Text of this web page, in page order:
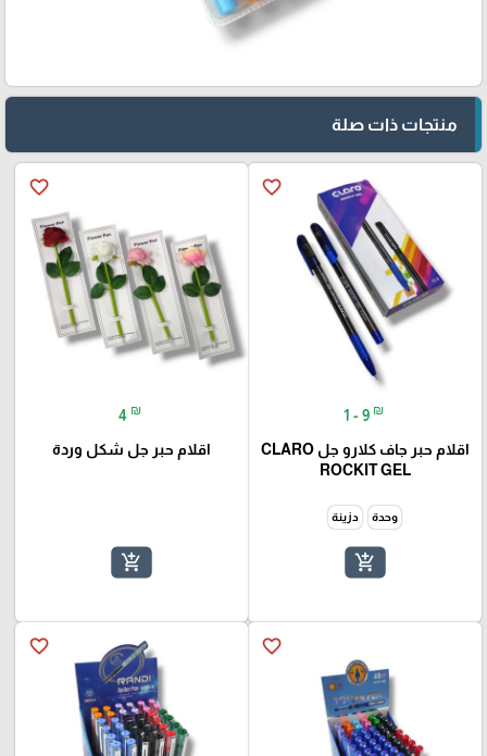
منتجات ذات صلة
favorite_border
1 - 9 ₪
اقلام حبر جاف كلارو جل CLARO
ROCKIT GEL
وحدة دزينة
add_shopping_cart
favorite_border
4 ₪
اقلام حبر جل شكل وردة
add_shopping_cart
favorite_border
favorite_border